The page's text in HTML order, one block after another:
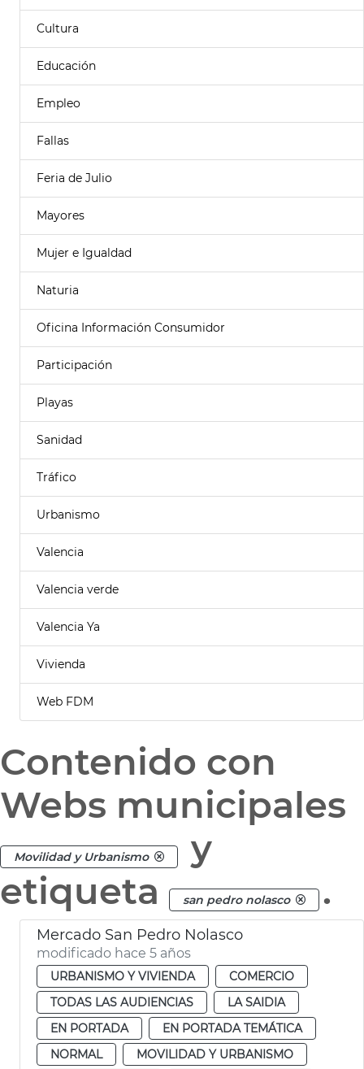
Cultura
Educación
Empleo
Fallas
Feria de Julio
Mayores
Mujer e Igualdad
Naturia
Oficina Información Consumidor
Participación
Playas
Sanidad
Tráfico
Urbanismo
Valencia
Valencia verde
Valencia Ya
Vivienda
Web FDM
Contenido con
Webs municipales
Movilidad y Urbanismo
y
etiqueta
san pedro nolasco .
Mercado San Pedro Nolasco
modificado hace 5 años
URBANISMO Y VIVIENDA
COMERCIO
TODAS LAS AUDIENCIAS
LA SAIDIA
EN PORTADA
EN PORTADA TEMÁTICA
NORMAL
MOVILIDAD Y URBANISMO